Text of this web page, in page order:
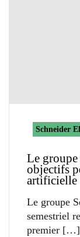
Schneider
Le groupe
objectifs
artificielle
Le groupe
semestriel
premier